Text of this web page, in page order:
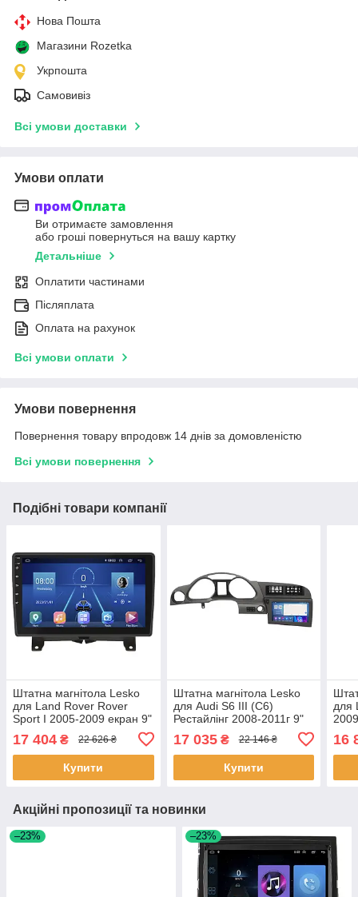
Нова Пошта
Магазини Rozetka
Укрпошта
Самовивіз
Всі умови доставки
Умови оплати
Ви отримаєте замовлення
або гроші повернуться на вашу картку
Детальніше
Оплатити частинами
Післяплата
Оплата на рахунок
Всі умови оплати
Умови повернення
Повернення товару впродовж 14 днів за домовленістю
Всі умови повернення
Подібні товари компанії
Штатна магнітола Lesko
для Land Rover Rover
Sport I 2005-2009 екран 9"
6/128Gb 4G Wi-Fi GPS Top
3 шт.
17 404 ₴ 22 626 ₴
Купити
Штатна магнітола Lesko
для Audi S6 III (C6)
Рестайлінг 2008-2011г 9"
4/64Gb CarPlay 4G Wi-Fi
GPS Prime 1 шт.
17 035₴ 22 146 ₴
Купити
для
16
Акційні пропозиції та новинки
–23% –23%